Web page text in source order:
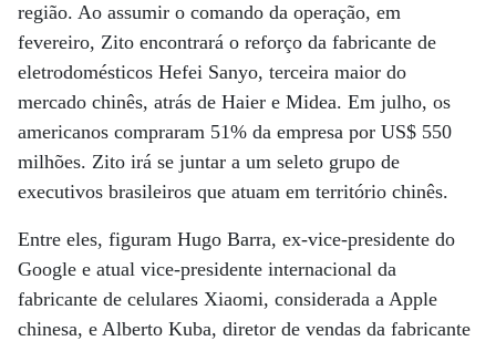
região. Ao assumir o comando da operação, em
fevereiro, Zito encontrará o reforço da fabricante de
eletrodomésticos Hefei Sanyo, terceira maior do
mercado chinês, atrás de Haier e Midea. Em julho, os
americanos compraram 51% da empresa por US$ 550
milhões. Zito irá se juntar a um seleto grupo de
executivos brasileiros que atuam em território chinês.
Entre eles, figuram Hugo Barra, ex-vice-presidente do
Google e atual vice-presidente internacional da
fabricante de celulares Xiaomi, considerada a Apple
chinesa, e Alberto Kuba, diretor de vendas da fabricante